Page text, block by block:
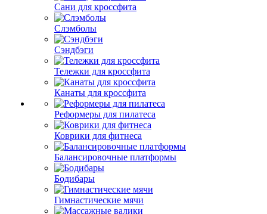
Сани для кроссфита
Слэмболы
Сэндбэги
Тележки для кроссфита
Канаты для кроссфита
Реформеры для пилатеса
Коврики для фитнеса
Балансировочные платформы
Бодибары
Гимнастические мячи